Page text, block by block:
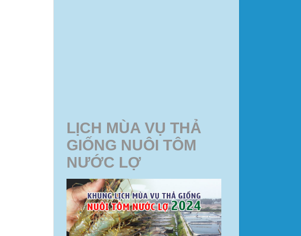
LỊCH MÙA VỤ THẢ
GIỐNG NUÔI TÔM
NƯỚC LỢ